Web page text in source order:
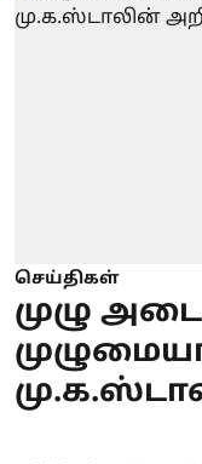
செய்திகள்
முழு